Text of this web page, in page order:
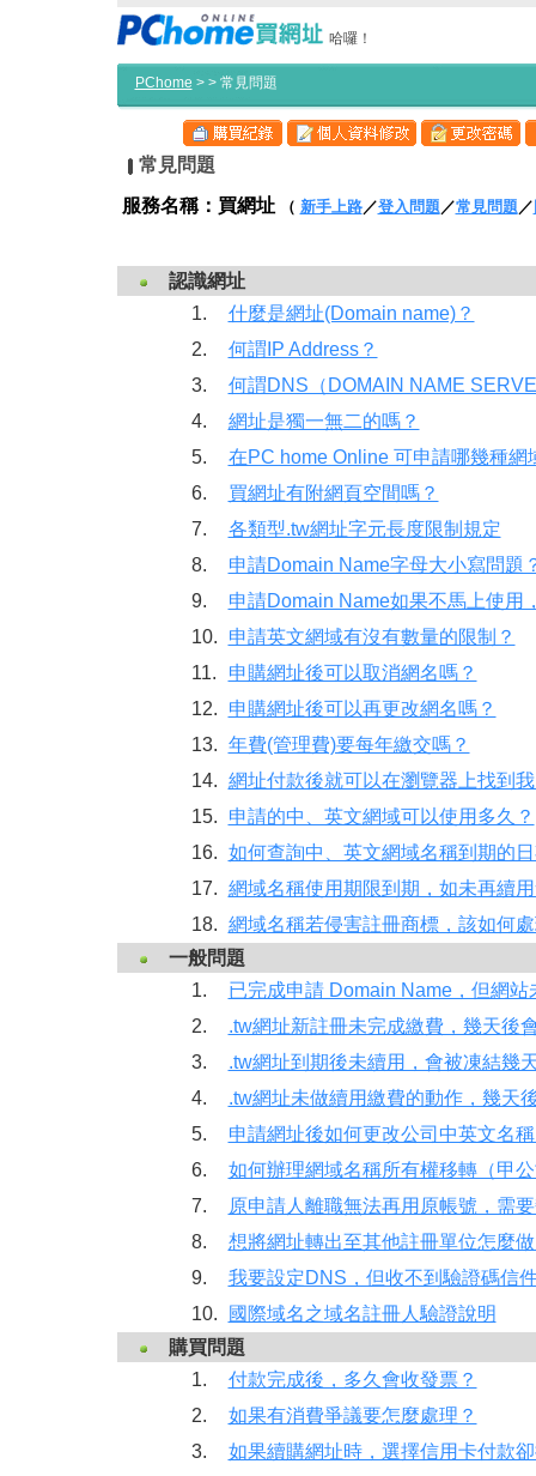
哈囉！
PChome > > 常見問題
常見問題
服務名稱：買網址（ 新手上路／登入問題 ／常見問題 ／
認識網址
1.
什麼是網址(Domain name)？
2.
何謂IP Address？
3.
何謂DNS（DOMAIN NAME
4.
網址是獨一無二的嗎？
5.
在PC home Online 可申請哪幾種網
6.
買網址有附網頁空間嗎？
7.
各類型.tw網址字元長度限制規定
8.
申請Domain Name字母大小寫問題
9.
申請Domain Name如果不馬上使用
10.
申請英文網域有沒有數量的限制？
11.
申購網址後可以取消網名嗎？
12.
申購網址後可以再更改網名嗎？
13. 年費(管理費)要每年繳交嗎？
14. 網址付款後就可以在瀏覽器上找到
15.
申請的中、英文網域可以使用多久？
16. 如何查詢中、英文網域名稱到期的
17. 網域名稱使用期限到期，如未再續
18. 網域名稱若侵害註冊商標，該如何
一般問題
1.
已完成申請 Domain Name，但網
2.
.tw網址新註冊未完成繳費，幾天後
3.
.tw網址到期後未續用，會被凍結幾
4.
.tw網址未做續用繳費的動作，幾天
5.
申請網址後如何更改公司中英文名
6.
如何辦理網域名稱所有權移轉（甲
7.
原申請人離職無法再用原帳號，需
8.
想將網址轉出至其他註冊單位怎麼
9.
我要設定DNS，但收不到驗證碼信
10.
國際域名之域名註冊人驗證說明
購買問題
1.
付款完成後，多久會收發票？
2.
如果有消費爭議要怎麼處理？
3.
如果續購網址時，選擇信用卡付款